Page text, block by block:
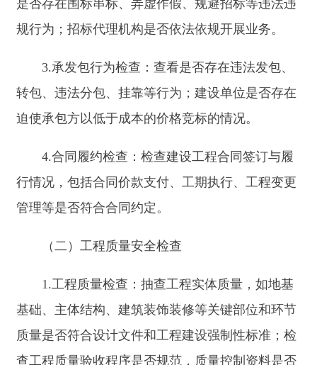
2.安全生产检查：检查施工现场安全生产条
安全生产管理制度落实情况；企业是否开展安全教
育培训，特种作业人员是否持证上岗；查看是否制
定并落实生产安全事故应急救援预案。
3.工程建设强制性标准执行情况检查：对工程
制性标准情况进行检查，确保项目建设符合安全、
环保、节能等要求。
（三）房地产市场检查
1.房地产开发经营检查：检查房地产开发企业
是否按规定取得开发资质，项目是否具备合法开工
建设手续；商品房预售许可办理情况，是否存在违